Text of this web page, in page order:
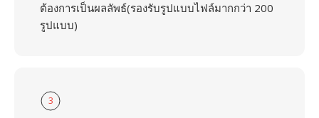
ต้องการเป็นผลลัพธ์(รองรับรูปแบบไฟล์มากกว่า 200
รูปแบบ)
3